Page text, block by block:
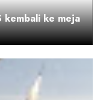
kembali ke meja